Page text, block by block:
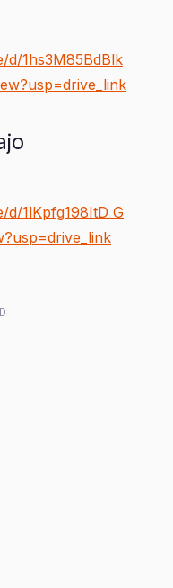
d/1hs3M85BdBlk
1lKpfg198ItD_G